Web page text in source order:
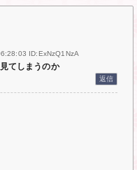
ID:ExNzQ1NzA
てしまうのか
返信